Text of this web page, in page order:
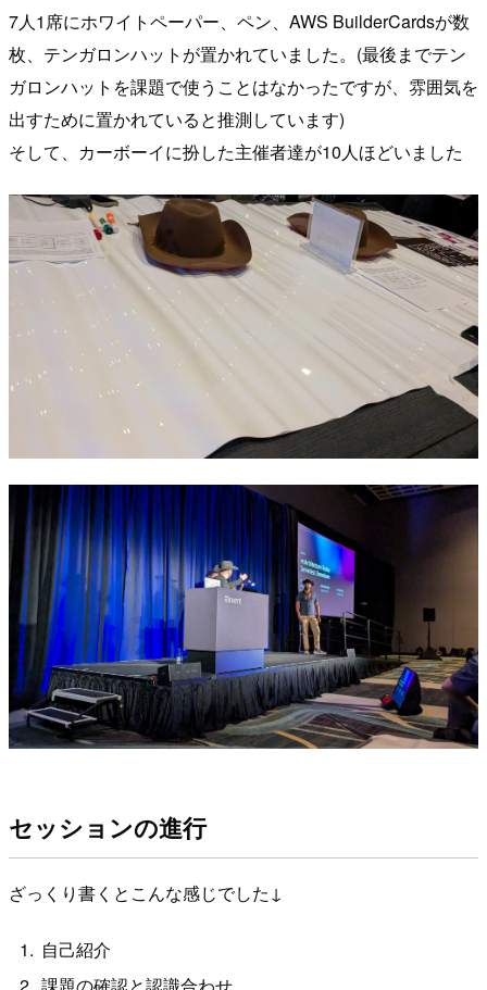
7人1席にホワイトペーパー、ペン、AWS BuilderCardsが数
枚、テンガロンハットが置かれていました。(最後までテン
ガロンハットを課題で使うことはなかったですが、雰囲気を
出すために置かれていると推測しています)
そして、カーボーイに扮した主催者達が10人ほどいました
セッションの進行
ざっくり書くとこんな感じでした↓
自己紹介